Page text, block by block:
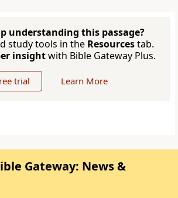
understanding this passage?
study tools in the Resourcestab.
insightwith Bible Gateway Plus.
trial Learn More
Gateway: News &